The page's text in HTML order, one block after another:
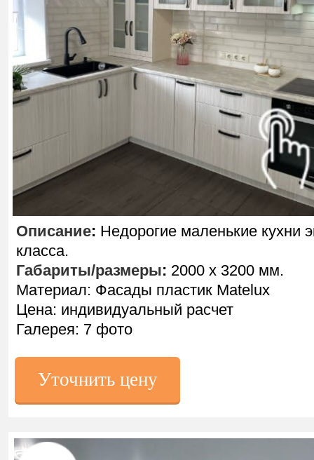
Описание: Недорогие маленькие кухни
класса.
Габариты/размеры: 2000 х 3200 мм.
Материал: Фасады пластик Matelux
Цена: индивидуальный расчет
Галерея: 7 фото
Уточнить цену